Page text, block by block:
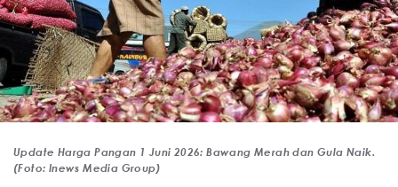
Update Harga Pangan 1 Juni 2026: Bawang Merah dan Gula Naik.
(Foto: Inews Media Group)